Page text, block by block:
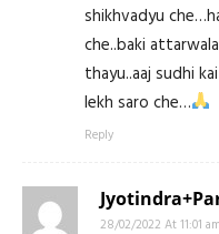
shikhvadyu
che..baki
thayu..aaj sudhi
lekh saro che…
Reply
28/02/2022 At 11:01 am